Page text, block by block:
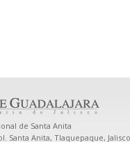
de Santa Anita
Santa Anita, Tlaquepaque,